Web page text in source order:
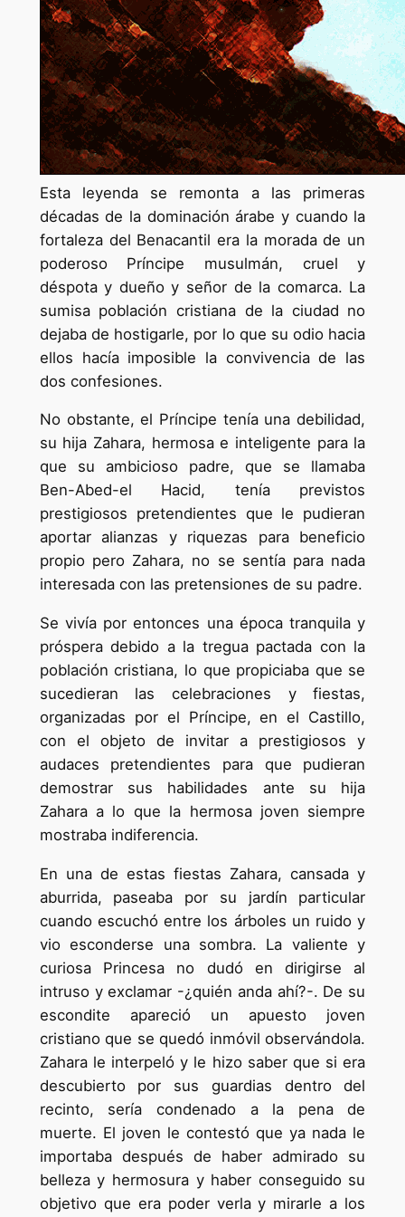
Esta leyenda se remonta a las primeras
décadas de la dominación árabe y cuando la
fortaleza del Benacantil era la morada de un
poderoso Príncipe musulmán, cruel y
déspota y dueño y señor de la comarca. La
sumisa población cristiana de la ciudad no
dejaba de hostigarle, por lo que su odio hacia
ellos hacía imposible la convivencia de las
dos confesiones.
No obstante, el Príncipe tenía una debilidad,
su hija Zahara, hermosa e inteligente para la
que su ambicioso padre, que se llamaba
Ben-Abed-el Hacid, tenía previstos
prestigiosos pretendientes que le pudieran
aportar alianzas y riquezas para beneficio
propio pero Zahara, no se sentía para nada
interesada con las pretensiones de su padre.
Se vivía por entonces una época tranquila y
próspera debido a la tregua pactada con la
población cristiana, lo que propiciaba que se
sucedieran las celebraciones y fiestas,
organizadas por el Príncipe, en el Castillo,
con el objeto de invitar a prestigiosos y
audaces pretendientes para que pudieran
demostrar sus habilidades ante su hija
Zahara a lo que la hermosa joven siempre
mostraba indiferencia.
En una de estas fiestas Zahara, cansada y
aburrida, paseaba por su jardín particular
cuando escuchó entre los árboles un ruido y
vio esconderse una sombra. La valiente y
curiosa Princesa no dudó en dirigirse al
intruso y exclamar -¿quién anda ahí?-. De su
escondite apareció un apuesto joven
cristiano que se quedó inmóvil observándola.
Zahara le interpeló y le hizo saber que si era
descubierto por sus guardias dentro del
recinto, sería condenado a la pena de
muerte. El joven le contestó que ya nada le
importaba después de haber admirado su
belleza y hermosura y haber conseguido su
objetivo que era poder verla y mirarle a los